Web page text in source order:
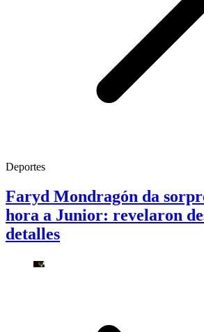
Deportes
Faryd Mondragón da
hora a Junior: revelaron
detalles